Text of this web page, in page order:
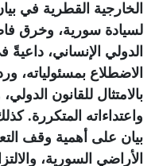
الخارجية القطرية في
لسيادة سورية، وخرق
الدولي الإنساني،
الاضطلاع بمسئولياته،
بالامتثال للقانون
واعتداءاته المتكررة.
بيان على أهمية وقف
الأراضي السورية،